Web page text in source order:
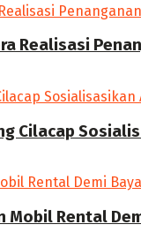
Realisasi
Cilacap
Mobil Rental